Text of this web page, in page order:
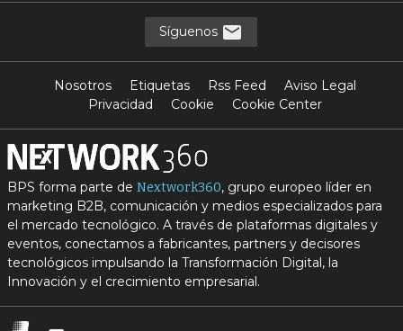
Síguenos
Nosotros Etiquetas Rss Feed
Aviso Legal
Privacidad
Cookie Cookie Center
BPS forma parte de Nextwork360, grupo europeo líder en
marketing B2B, comunicación y medios especializados para
el mercado tecnológico. A través de plataformas digitales y
eventos, conectamos a fabricantes, partners y decisores
tecnológicos impulsando la Transformación Digital, la
Innovación y el crecimiento empresarial.